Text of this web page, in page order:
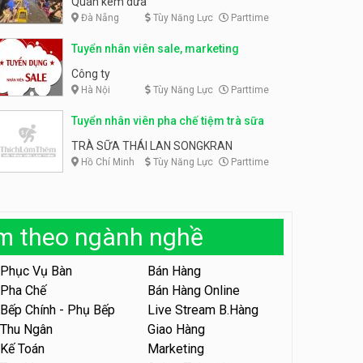
lương thưởng cao
Tuyển nhân viên phụ bếp –
Tiên
Bún Đậu Mắm Tôm - Bếp Tiên
Tuyển nhân viên phụ quán ăn
Quán bánh đa cua
Tuyển nhân viên sale,
Tuyển nhân viên bán hàng
parttime
GÀ GÔ FASTFOOD
Tuyển nhân viên bán hàng
parttime
Húp Tea
Đà Nẵng Tùy Năng Lực Parttime
Tuyển nhân viên sale, marketing
Công ty
Hà Nội Tùy Năng Lực Parttime
Tuyển nhân viên pha chế tiệm trà sữa
TRÀ SỮA THÁI LAN SONGKRAN
Hồ Chí Minh Tùy Năng Lực Parttime
theo ngành nghề
Phục Vụ Bàn
Bán Hàng
Pha Chế
Bán Hàng Online
Bếp Chính - Phụ Bếp
Live Stream B.Hàng
Thu Ngân
Giao Hàng
Kế Toán
Marketing